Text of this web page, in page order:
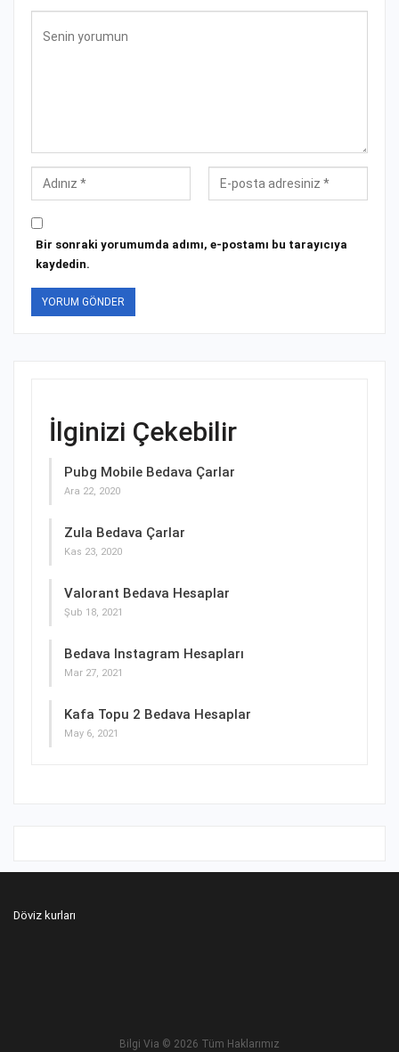
Bir sonraki yorumumda adımı, e-postamı bu tarayıcıya
kaydedin.
İlginizi Çekebilir
Pubg Mobile Bedava Çarlar
Ara 22, 2020
Zula Bedava Çarlar
Kas 23, 2020
Valorant Bedava Hesaplar
Şub 18, 2021
Bedava Instagram Hesapları
Mar 27, 2021
Kafa Topu 2 Bedava Hesaplar
May 6, 2021
Döviz kurları
Bilgi Via © 2026 Tüm Haklarımız